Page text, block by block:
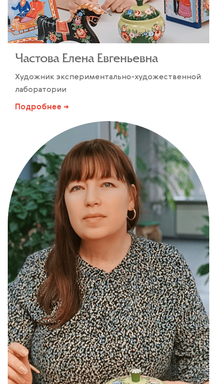
Частова Елена Евгеньевна
Художник экспериментально-художественной
лаборатории
Подробнее →